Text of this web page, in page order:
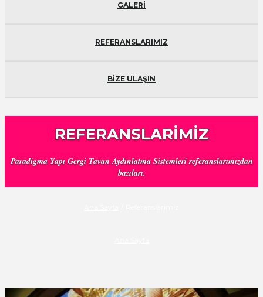
GALERİ
REFERANSLARIMIZ
BİZE ULAŞIN
REFERANSLARIMIZ
Paradigma Yapı Gergi Tavan Aydınlatma Sistemleri referanslarımızdan
bazıları.